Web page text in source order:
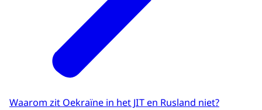
Waarom zit Oekraïne in het JIT en Rusland niet?